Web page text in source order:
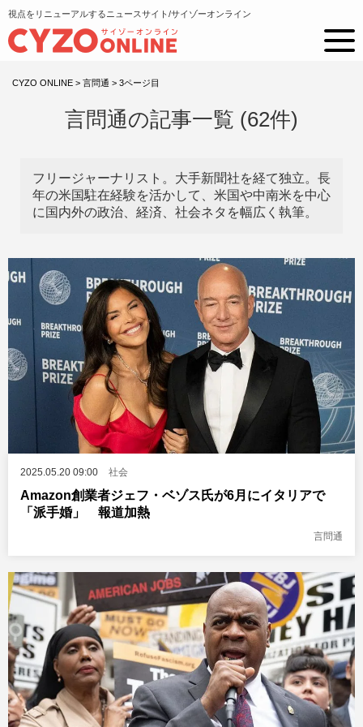
視点をリニューアルするニュースサイト/サイゾーオンライン
CYZO ONLINE > 言問通 > 3ページ目
言問通の記事一覧 (62件)
フリージャーナリスト。大手新聞社を経て独立。長
年の米国駐在経験を活かして、米国や中南米を中心
に国内外の政治、経済、社会ネタを幅広く執筆。
2025.05.20 09:00 社会
Amazon創業者ジェフ・ベゾス氏が6月にイタリアで
「派手婚」 報道加熱
言問通